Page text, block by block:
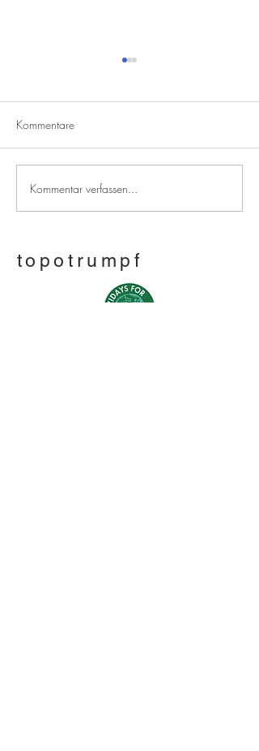
Wir haben eine neue Stadt
Kommentare
Kommentar verfassen...
topotrumpf